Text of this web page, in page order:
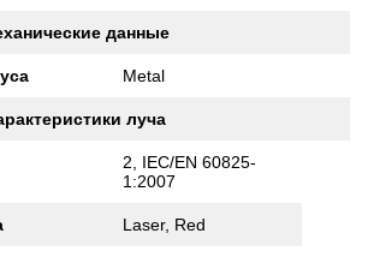
данные
Metal
луча
2, IEC/EN 60825-
1:2007
Laser, Red